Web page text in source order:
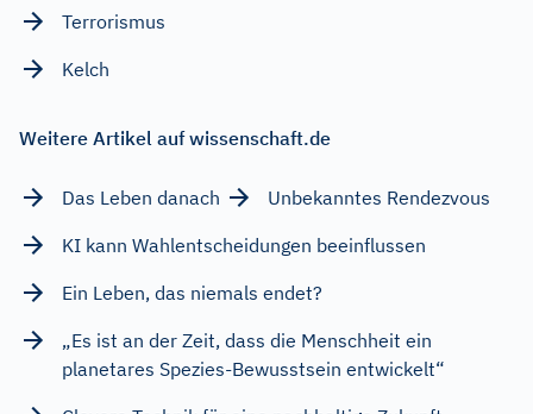
Terrorismus
Kelch
Weitere Artikel auf wissenschaft.de
Das Leben danach
Unbekanntes Rendezvous
KI kann Wahlentscheidungen beeinflussen
Ein Leben, das niemals endet?
„Es ist an der Zeit, dass die Menschheit ein
planetares Spezies-Bewusstsein entwickelt“